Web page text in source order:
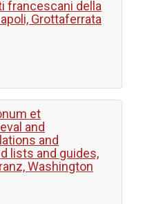
francescani della
Grottaferrata
et
and
and
lists and guides,
Washington